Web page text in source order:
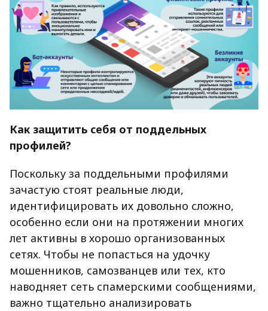
Как защитить себя от поддельных
профилей?
Поскольку за поддельными профилями
зачастую стоят реальные люди,
идентифицировать их довольно сложно,
особенно если они на протяжении многих
лет активны в хорошо организованных
сетях. Чтобы не попасться на удочку
мошенников, самозванцев или тех, кто
наводняет сеть спамерскими сообщениями,
важно тщательно анализировать